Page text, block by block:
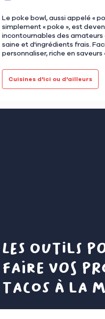
Le poke bowl, aussi appelé «
simplement « poke », est
incontournables des
saine et d'ingrédients frais.
personnaliser, riche en saveurs
Cuisines d'ici ou d'ailleurs
Les outils
faire vos
tacos à la